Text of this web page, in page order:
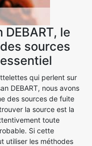
le
sources
qui perlent sur
DEBART, nous avons
des sources de fuite
la source est la
toute
Si cette
utiliser les méthodes